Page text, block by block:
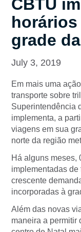
CBTU
grade
July 3, 2019
Em mais uma
transporte sobre
Superintendência
implementa, a
viagens em sua
norte da região
Há alguns meses,
implementadas de
crescente
incorporadas à
Além das novas
maneira a permitir